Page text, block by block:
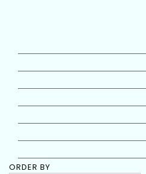
ORDER BY